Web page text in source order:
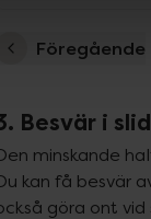
Föregående
Besvär i
minskande
kan få besvär
göra ont